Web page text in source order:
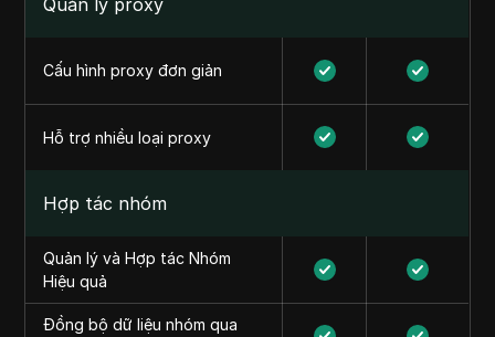
Quản lý proxy
Cấu hình proxy đơn giản
Hỗ trợ nhiều loại proxy
Hợp tác nhóm
Quản lý và Hợp tác Nhóm
Hiệu quả
Đồng bộ dữ liệu nhóm qua